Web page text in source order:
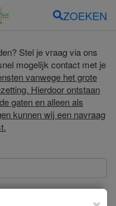
ZOEKEN
Stel je vraag via ons
mogelijk contact met je
vanwege het grote
Hierdoor ontstaan
gaten en alleen als
kunnen wij een navraag